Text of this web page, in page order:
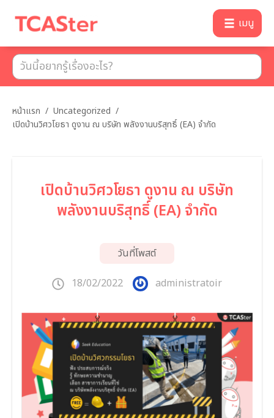
เมนู
หน้าแรก / Uncategorized /
เปิดบ้านวิศวโยธา ดูงาน ณ บริษัท พลังงานบริสุทธิ์ (EA) จำกัด
เปิดบ้านวิศวโยธา ดูงาน ณ บริษัท
พลังงานบริสุทธิ์ (EA) จำกัด
วันที่โพสต์
18/02/2022 administratoir